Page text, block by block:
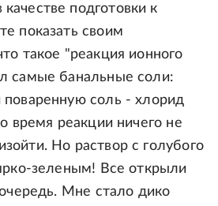
подготовки к
показать своим
такое "реакция ионного
самые банальные соли:
соль - хлорид
время реакции ничего не
Но раствор с голубого
зеленым! Все открыли
Мне стало дико